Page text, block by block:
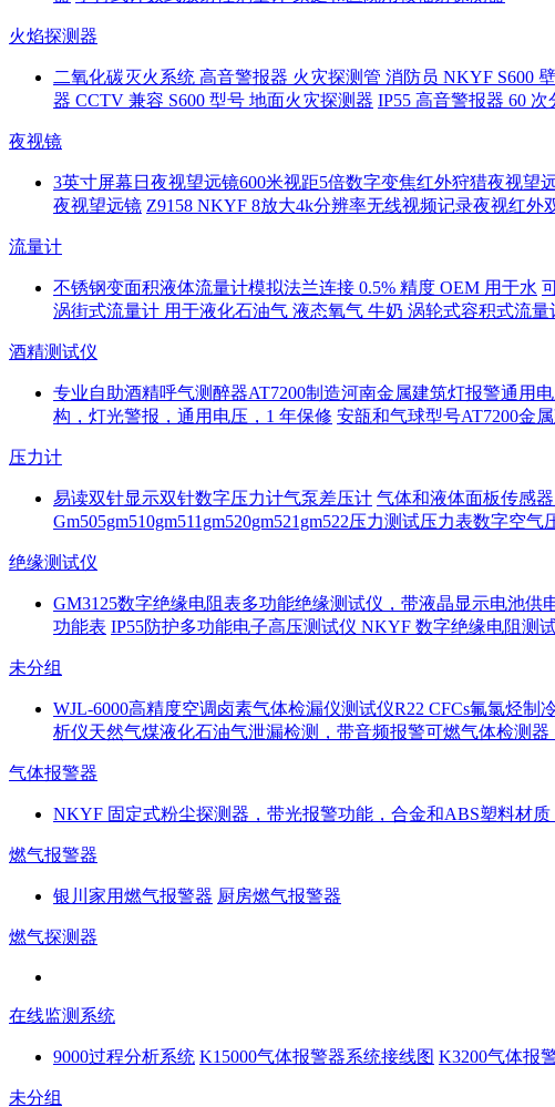
火焰探测器
二氧化碳灭火系统 高音警报器 火灾探测管 消防员 NKYF S600
器 CCTV 兼容 S600 型号 地面火灾探测器 IP55 高音警报器 60
夜视镜
3英寸屏幕日夜视望远镜600米视距5倍数字变焦红外狩猎夜视望
夜视望远镜 Z9158 NKYF 8放大4k分辨率无线视频记录夜视红外
流量计
不锈钢变面积液体流量计模拟法兰连接 0.5% 精度 OEM 用于水
涡街式流量计 用于液化石油气 液态氧气 牛奶 涡轮式容积式流量
酒精测试仪
专业自助酒精呼气测醉器AT7200制造河南金属建筑灯报警通用
构，灯光警报，通用电压，1 年保修 安瓿和气球型号AT7200金
压力计
易读双针显示双针数字压力计气泵差压计 气体和液体面板传感
Gm505gm510gm511gm520gm521gm522压力测试压力表数字空
绝缘测试仪
GM3125数字绝缘电阻表多功能绝缘测试仪，带液晶显示电池供
功能表 IP55防护多功能电子高压测试仪 NKYF 数字绝缘电阻测
未分组
WJL-6000高精度空调卤素气体检漏仪测试仪R22 CFCs氟氯烃制
析仪天然气煤液化石油气泄漏检测，带音频报警可燃气体检测
气体报警器
NKYF 固定式粉尘探测器，带光报警功能，合金和ABS塑料材质
燃气报警器
银川家用燃气报警器 厨房燃气报警器
燃气探测器
在线监测系统
9000过程分析系统 K15000气体报警器系统接线图 K3200气体报
未分组